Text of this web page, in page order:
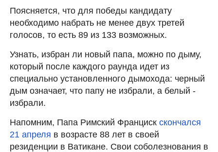
Поясняется, что для победы кандидату
необходимо набрать не менее двух третей
голосов, то есть 89 из 133 возможных.
Узнать, избран ли новый папа, можно по дыму,
который после каждого раунда идет из
специально установленного дымохода: черный
дым означает, что папу не избрали, а белый -
избрали.
Напомним, Папа Римский Франциск скончался
21 апреля в возрасте 88 лет в своей
резиденции в Ватикане. Свои соболезнования в